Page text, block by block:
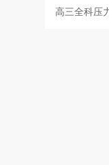
高三全科压